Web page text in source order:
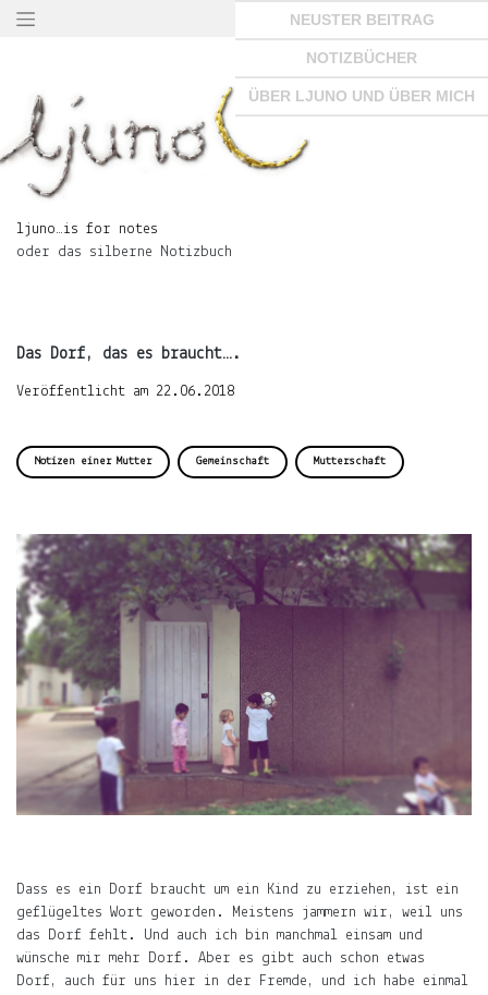
Springe
×
ljuno…
for
notes
Notizbuch
LJUNO
IMPRESSUM
DATENSCHUTZ
Willkommen
ljuno…is for notes
oder das silberne Notizbuch
Das Dorf, das es braucht….
Veröffentlicht am 22.06.2018
Notizen einer Mutter Gemeinschaft Mutterschaft
Dass es ein Dorf braucht um ein Kind zu erziehen, ist ein
geflügeltes Wort geworden. Meistens jammern wir, weil uns
das Dorf fehlt. Und auch ich bin manchmal einsam und
wünsche mir mehr Dorf. Aber es gibt auch schon etwas
Dorf, auch für uns hier in der Fremde, und ich habe einmal
NEUSTER BEITRAG
NOTIZBÜCHER
ÜBER LJUNO UND ÜBER MICH